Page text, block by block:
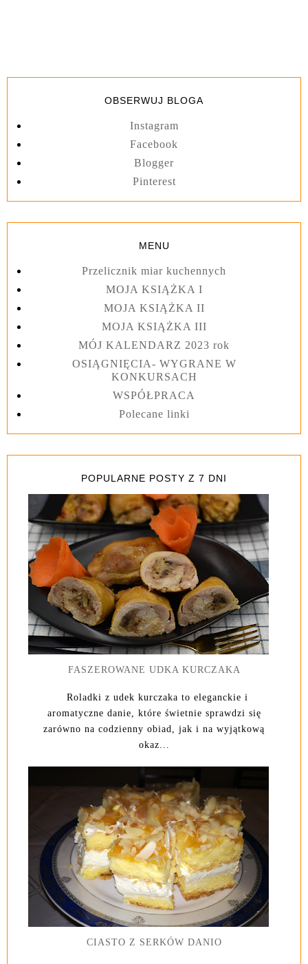
OBSERWUJ BLOGA
Instagram
Facebook
Blogger
Pinterest
MENU
Przelicznik miar kuchennych
MOJA KSIĄŻKA I
MOJA KSIĄŻKA II
MOJA KSIĄŻKA III
MÓJ KALENDARZ 2023 rok
OSIĄGNIĘCIA- WYGRANE W
KONKURSACH
WSPÓŁPRACA
Polecane linki
POPULARNE POSTY Z 7 DNI
FASZEROWANE UDKA KURCZAKA
Roladki z udek kurczaka to eleganckie i
aromatyczne danie, które świetnie sprawdzi się
zarówno na codzienny obiad, jak i na wyjątkową
okaz...
CIASTO Z SERKÓW DANIO